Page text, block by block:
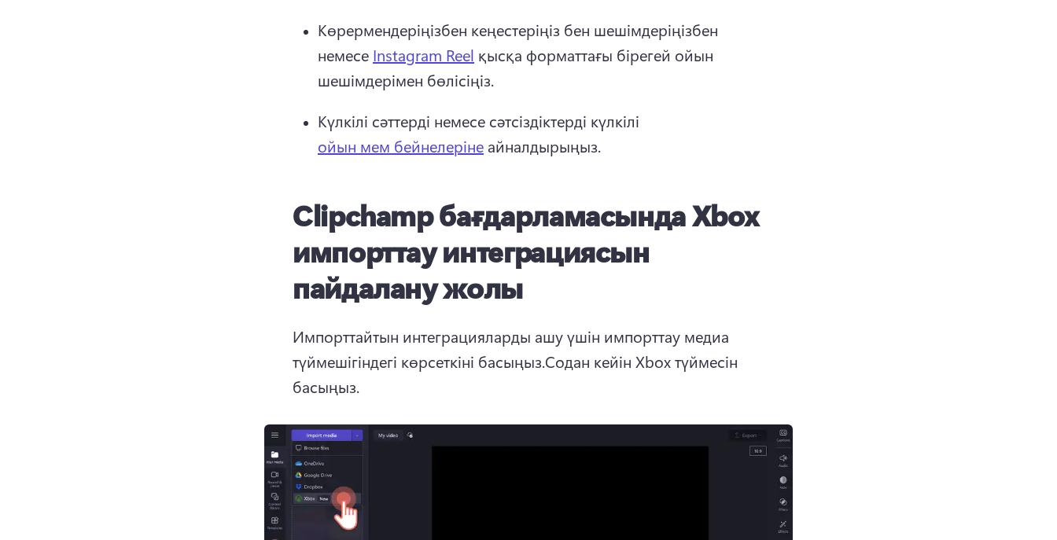
Көрермендеріңізбен кеңестеріңіз бен шешімдеріңізбен
немесе Instagram Reel қысқа форматтағы бірегей ойын
шешімдерімен бөлісіңіз.
Күлкілі сәттерді немесе сәтсіздіктерді күлкілі
ойын мем бейнелеріне айналдырыңыз.
Clipchamp бағдарламасында Xbox
импорттау интеграциясын
пайдалану жолы
Импорттайтын интеграцияларды ашу үшін импорттау медиа
түймешігіндегі көрсеткіні басыңыз.Содан кейін Xbox түймесін
басыңыз.